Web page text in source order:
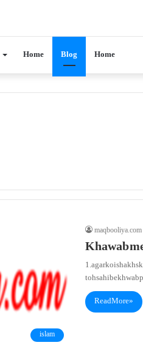
Home Blog Home
islam
maqbooliya.com
Khawab
1. agar koi
toh sahibe khwab
Read More »